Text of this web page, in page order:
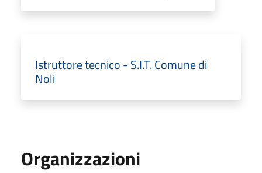
Istruttore tecnico - S.I.T. Comune di
Noli
Organizzazioni